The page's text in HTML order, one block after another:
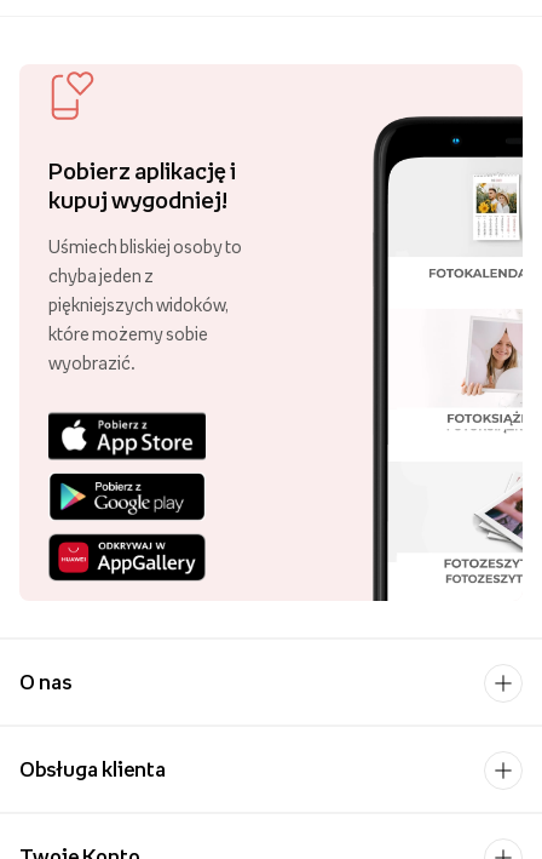
Pobierz aplikację i
kupuj wygodniej!
Uśmiech bliskiej osoby to
chyba jeden z
piękniejszych widoków,
które możemy sobie
wyobrazić.
O nas
Obsługa klienta